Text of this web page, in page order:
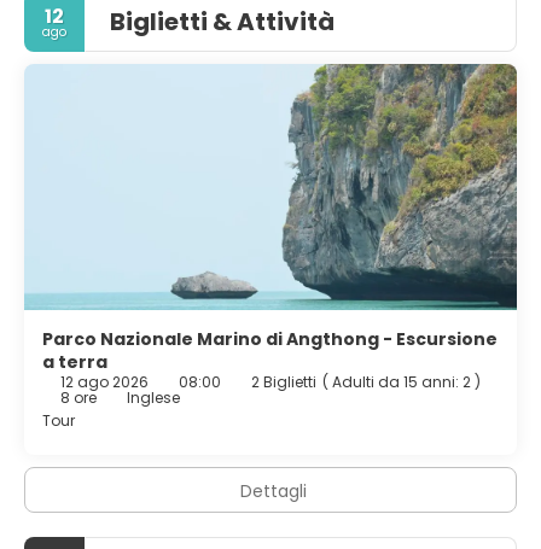
12
ago Biglietti & Attività
Parco Nazionale Marino di Angthong - Escursione
a terra
12 ago 2026 08:00 2 Biglietti ( Adulti da 15 anni: 2 )
8 ore
Inglese
Tour
Dettagli